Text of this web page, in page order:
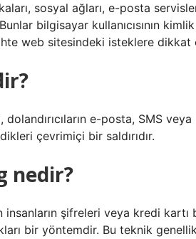
sosyal ağları, e-posta
bilgisayar kullanıcısının
web sitesindeki isteklere dikkat
e-posta, SMS
çevrimiçi bir saldırıdır.
nedir?
insanların şifreleri veya kredi
bir yöntemdir. Bu teknik